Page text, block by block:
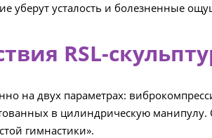
уберут усталость и болезненные
RSL-
на двух параметрах:
в цилиндрическую
гимнастики».